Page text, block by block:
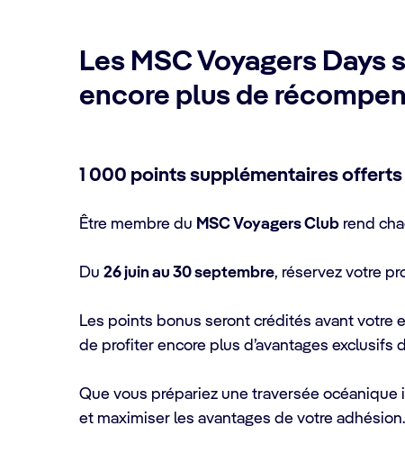
Les MSC Voyagers
encore plus de
1 000 points supplémentaires
Être membre du MSC Voyagers Club rend
Du 26 juin au 30 septembre, réservez votre
Les points bonus seront crédités avant
de profiter encore plus d’avantages exclusifs
Que vous prépariez une traversée
et maximiser les avantages de votre adhésion.